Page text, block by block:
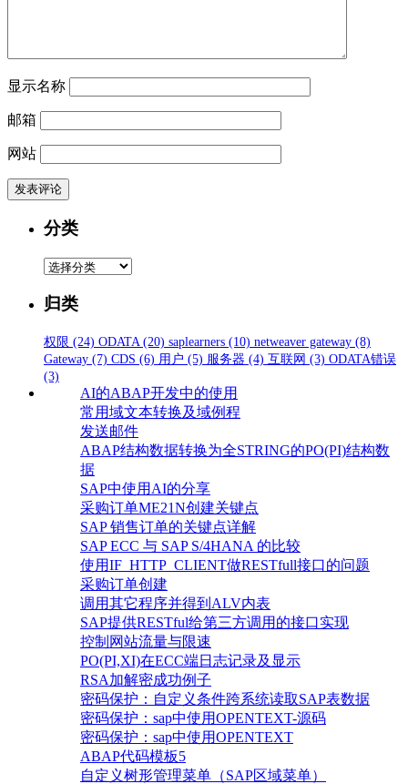
显示名称
邮箱
网站
分类
分
归类
权限 (24) ODATA (20) saplearners (10) netweaver gateway (8)
Gateway (7) CDS (6) 用户 (5) 服务器 (4) 互联网 (3) ODATA错误
(3)
AI的ABAP开发中的使用
常用域文本转换及域例程
发送邮件
ABAP结构数据转换为全STRING的PO(PI)结构数
据
SAP中使用AI的分享
采购订单ME21N创建关键点
SAP 销售订单的关键点详解
SAP ECC 与 SAP S/4HANA 的比较
使用IF_HTTP_CLIENT做RESTfull接口的问题
采购订单创建
调用其它程序并得到ALV内表
SAP提供RESTful给第三方调用的接口实现
控制网站流量与限速
PO(PI,XI)在ECC端日志记录及显示
RSA加解密成功例子
密码保护：自定义条件跨系统读取SAP表数据
密码保护：sap中使用OPENTEXT-源码
密码保护：sap中使用OPENTEXT
ABAP代码模板5
自定义树形管理菜单（SAP区域菜单）